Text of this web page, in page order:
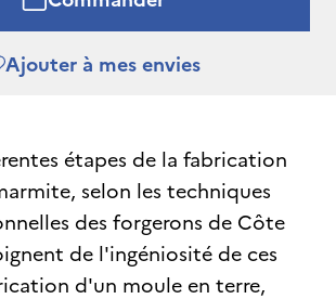
Ajouter à mes envies
étapes de la fabrication
selon les techniques
des forgerons de Côte
de l'ingéniosité de ces
d'un moule en terre,